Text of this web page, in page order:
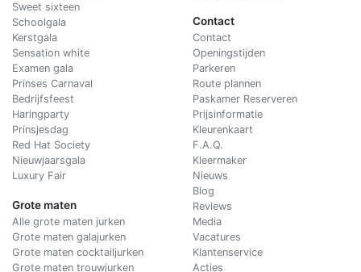
Sweet sixteen
Schoolgala
Kerstgala
Sensation white
Examen gala
Prinses Carnaval
Bedrijfsfeest
Haringparty
Prinsjesdag
Red Hat Society
Nieuwjaarsgala
Luxury Fair
Grote maten
Alle grote maten jurken
Grote maten galajurken
Grote maten cocktailjurken
Grote maten trouwjurken
Contact
Contact
Openingstijden
Parkeren
Route plannen
Paskamer Reserveren
Prijsinformatie
Kleurenkaart
F.A.Q.
Kleermaker
Nieuws
Blog
Reviews
Media
Vacatures
Klantenservice
Acties